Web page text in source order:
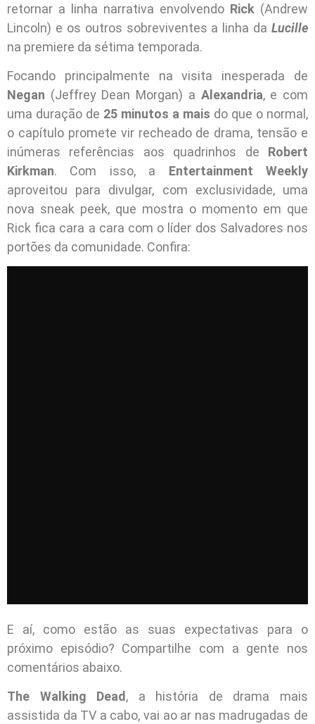
retornar a linha narrativa envolvendo Rick (Andrew
Lincoln) e os outros sobreviventes a linha da Lucille
na premiere da sétima temporada.
Focando principalmente na visita inesperada de
Negan (Jeffrey Dean Morgan) a Alexandria, e com
uma duração de 25 minutos a mais do que o normal,
o capítulo promete vir recheado de drama, tensão e
inúmeras referências aos quadrinhos de Robert
Kirkman. Com isso, a Entertainment Weekly
aproveitou para divulgar, com exclusividade, uma
nova sneak peek, que mostra o momento em que
Rick fica cara a cara com o líder dos Salvadores nos
portões da comunidade. Confira:
E aí, como estão as suas expectativas para o
próximo episódio? Compartilhe com a gente nos
comentários abaixo.
The Walking Dead, a história de drama mais
assistida da TV a cabo, vai ao ar nas madrugadas de